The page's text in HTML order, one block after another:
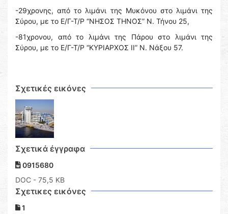
-29χρονης, από το λιμάνι της Μυκόνου στο λιμάνι της
Σύρου, με το Ε/Γ-Τ/Ρ “ΝΗΣΟΣ ΤΗΝΟΣ” Ν. Τήνου 25,
-81χρονου, από το λιμάνι της Πάρου στο λιμάνι της
Σύρου, με το Ε/Γ-Τ/Ρ “ΚΥΡΙΑΡΧΟΣ ΙΙ” Ν. Νάξου 57.
Σχετικές εικόνες
Σχετικά έγγραφα
0915680
DOC - 75,5 KB
Σχετικες εικόνες
1